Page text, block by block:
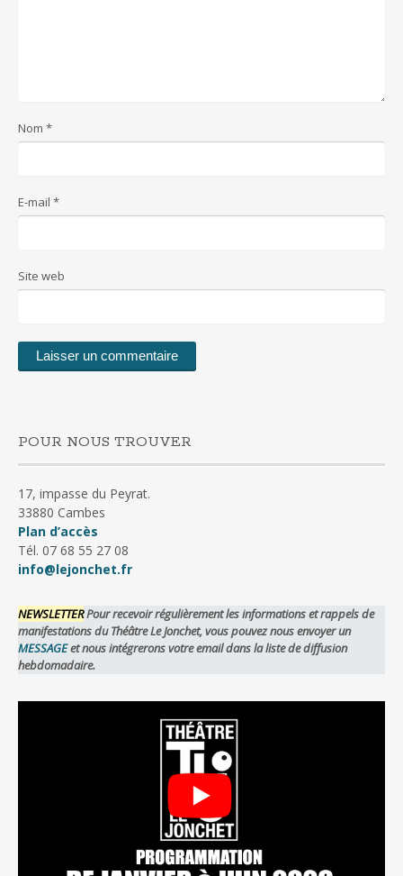
Nom *
E-mail *
Site web
POUR NOUS TROUVER
17, impasse du Peyrat.
33880 Cambes
Plan d’accès
Tél. 07 68 55 27 08
info@lejonchet.fr
NEWSLETTERPour recevoir régulièrement les informations et rappels de
manifestations du Théâtre Le Jonchet, vous pouvez nous envoyer un
MESSAGEet nous intégrerons votre email dans la liste de diffusion
hebdomadaire.